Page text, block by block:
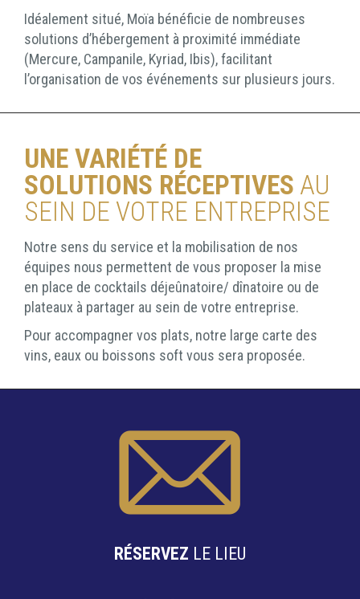
Idéalement situé, Moïa bénéficie de nombreuses
solutions d’hébergement à proximité immédiate
(Mercure, Campanile, Kyriad, Ibis), facilitant
l’organisation de vos événements sur plusieurs jours.
UNE VARIÉTÉ DE
SOLUTIONS RÉCEPTIVES AU
SEIN DE VOTRE ENTREPRISE
Notre sens du service et la mobilisation de nos
équipes nous permettent de vous proposer la mise
en place de cocktails déjeûnatoire/ dînatoire ou de
plateaux à partager au sein de votre entreprise.
Pour accompagner vos plats, notre large carte des
vins, eaux ou boissons soft vous sera proposée.
RÉSERVEZ LE LIEU